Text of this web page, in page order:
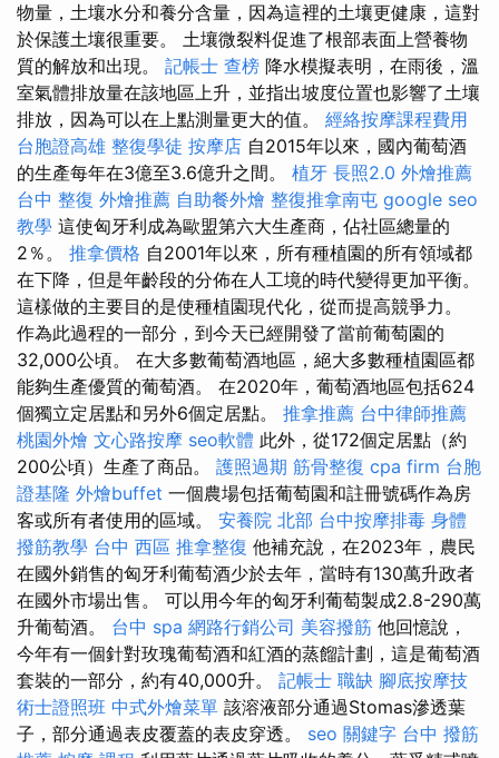
物量，土壤水分和養分含量，因為這裡的土壤更健康，這對
於保護土壤很重要。 土壤微裂料促進了根部表面上營養物
質的解放和出現。 記帳士 查榜 降水模擬表明，在雨後，溫
室氣體排放量在該地區上升，並指出坡度位置也影響了土壤
排放，因為可以在上點測量更大的值。 經絡按摩課程費用
台胞證高雄 整復學徒 按摩店 自2015年以來，國內葡萄酒
的生產每年在3億至3.6億升之間。 植牙 長照2.0 外燴推薦
台中 整復 外燴推薦 自助餐外燴 整復推拿南屯 google seo
教學 這使匈牙利成為歐盟第六大生產商，佔社區總量的
2％。 推拿價格 自2001年以來，所有種植園的所有領域都
在下降，但是年齡段的分佈在人工境的時代變得更加平衡。
這樣做的主要目的是使種植園現代化，從而提高競爭力。
作為此過程的一部分，到今天已經開發了當前葡萄園的
32,000公頃。 在大多數葡萄酒地區，絕大多數種植園區都
能夠生產優質的葡萄酒。 在2020年，葡萄酒地區包括624
個獨立定居點和另外6個定居點。 推拿推薦 台中律師推薦
桃園外燴 文心路按摩 seo軟體 此外，從172個定居點（約
200公頃）生產了商品。 護照過期 筋骨整復 cpa firm 台胞
證基隆 外燴buffet 一個農場包括葡萄園和註冊號碼作為房
客或所有者使用的區域。 安養院 北部 台中按摩排毒 身體
撥筋教學 台中 西區 推拿整復 他補充說，在2023年，農民
在國外銷售的匈牙利葡萄酒少於去年，當時有130萬升政者
在國外市場出售。 可以用今年的匈牙利葡萄製成2.8-290萬
升葡萄酒。 台中 spa 網路行銷公司 美容撥筋 他回憶說，
今年有一個針對玫瑰葡萄酒和紅酒的蒸餾計劃，這是葡萄酒
套裝的一部分，約有40,000升。 記帳士 職缺 腳底按摩技
術士證照班 中式外燴菜單 該溶液部分通過Stomas滲透葉
子，部分通過表皮覆蓋的表皮穿透。 seo 關鍵字 台中 撥筋